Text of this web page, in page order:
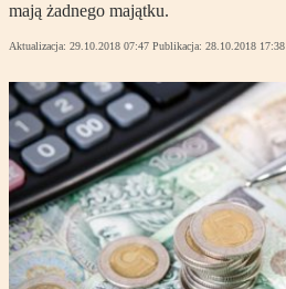
mają żadnego majątku.
Aktualizacja: 29.10.2018 07:47 Publikacja: 28.10.2018 17:38